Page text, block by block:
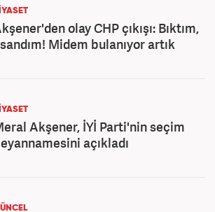
olay CHP çıkışı: Bıktım,
Midem bulanıyor artık
Akşener, İYİ Parti'nin seçim
açıkladı